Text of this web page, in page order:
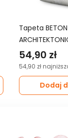
Tapeta BETON
Ścienny Do
Nowoczesny
54,90 zł
54,90 zł
Dodaj